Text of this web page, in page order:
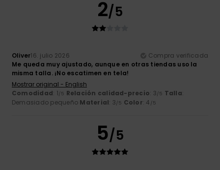
2/5
Oliver16. julio 2026
Compra verificada
Me queda muy ajustado, aunque en otras tiendas uso la
misma talla. ¡No escatimen en tela!
Mostrar original - English
Comodidad: 1/5 Relación calidad-precio: 3/5 Talla:
Demasiado pequeño Material: 3/5 Color: 4 /5
5/5